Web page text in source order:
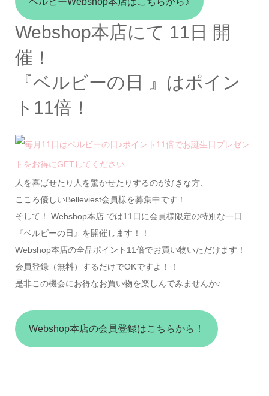
Webshop本店にて 11日 開
催！
『ベルビーの日 』はポイン
ト11倍！
人を喜ばせたり人を驚かせたりするのが好きな方、
こころ優しいBelleviest会員様を募集中です！
そして！ Webshop本店 では11日に会員様限定の特別な一日
『ベルビーの日』を開催します！！
Webshop本店の全品ポイント11倍でお買い物いただけます！
会員登録（無料）するだけでOKですよ！！
是非この機会にお得なお買い物を楽しんでみませんか♪
Webshop本店の会員登録はこちらから！